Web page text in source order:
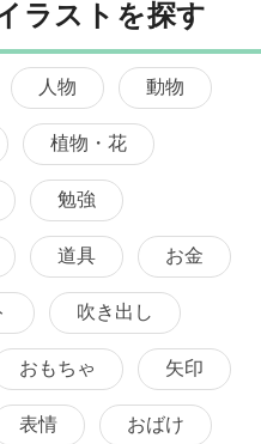
ラストを探す
人物 動物
植物・花
勉強
道具 お金
吹き出し
おもちゃ 矢印
表情 おばけ